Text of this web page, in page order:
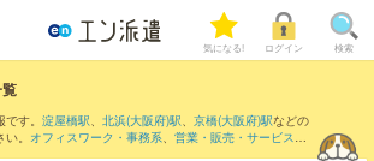
気になる! ログイン 検索
す。 淀屋橋駅、 北浜(大阪府)駅、 京橋(大阪府)駅などの
。 オフィスワーク・事務系、 営業・販売・サービス系